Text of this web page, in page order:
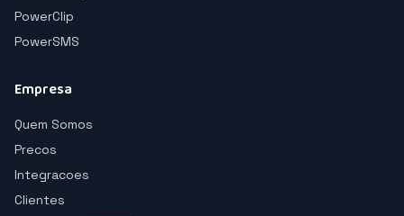
PowerClip
PowerSMS
Empresa
Quem Somos
Precos
Integracoes
Clientes